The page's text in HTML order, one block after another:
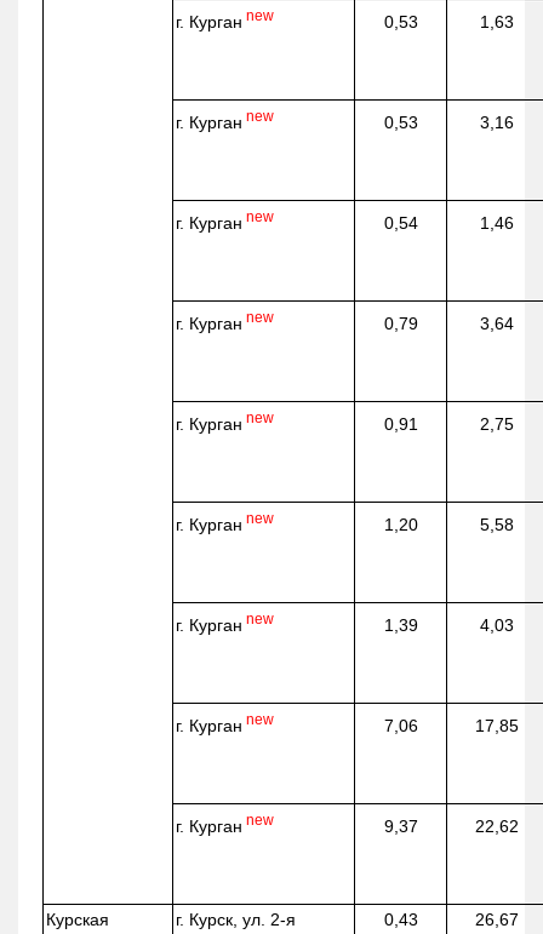
г. Курган new 0,53 1,63
г. Курган new 0,53 3,16
г. Курган new 0,54 1,46
г. Курган new 0,79 3,64
г. Курган new 0,91 2,75
г. Курган new 1,20 5,58
г. Курган new 1,39 4,03
г. Курган new 7,06 17,85
г. Курган new 9,37 22,62
Курская
г. Курск, ул. 2-я
0,43 26,67